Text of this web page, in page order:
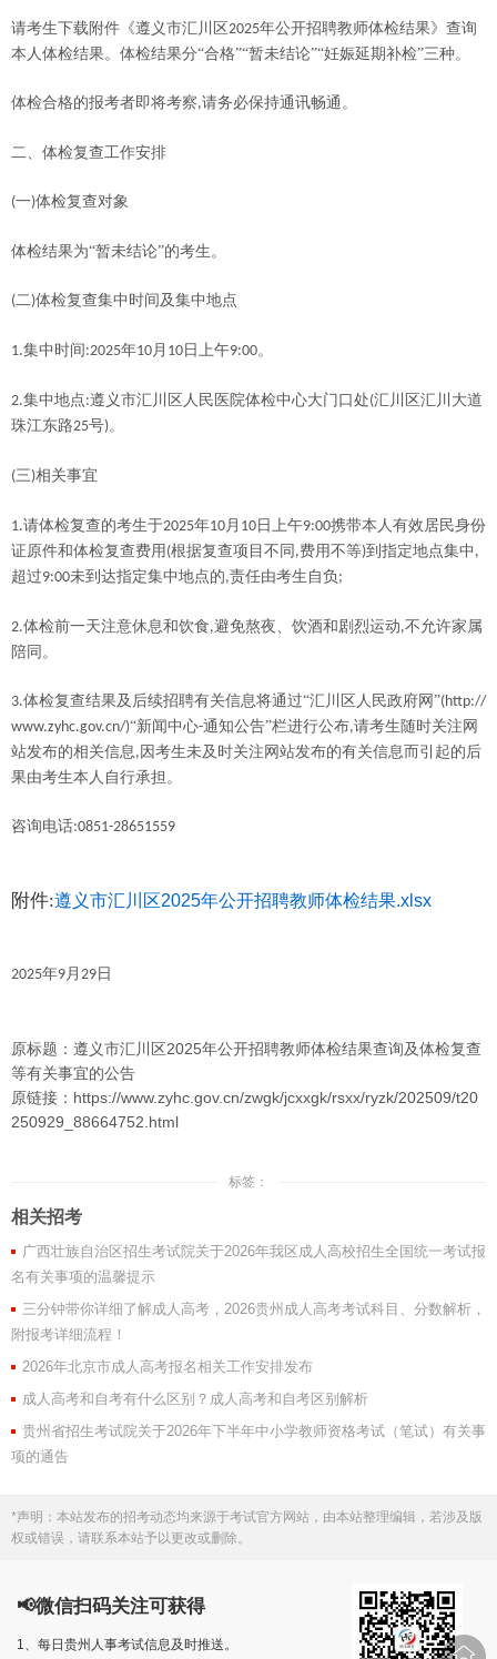
请考生下载附件《遵义市汇川区2025年公开招聘教师体检结果》查询
本人体检结果。体检结果分“合格”“暂未结论”“妊娠延期补检”三种。
体检合格的报考者即将考察,请务必保持通讯畅通。
二、体检复查工作安排
(一)体检复查对象
体检结果为“暂未结论”的考生。
(二)体检复查集中时间及集中地点
1.集中时间 :2025年10月 10 日上午9:00。
2.集中地点:遵义市汇川区人民医院体检中心大门口处(汇川区汇川大道
珠江东路25号)。
(三)相关事宜
1.请体检复查的考生于2025年10月 10 日上午9:00携带本人有效居民身份
证原件和体检复查费用 (根据复查项目不同 ,费用不等)到指定地点集中 ,
超过9:00未到达指定集中地点的,责任由考生自负 ;
2.体检前一天注意休息和饮食,避免熬夜、饮酒和剧烈运动,不允许家属
陪同。
3.体检复查结果及后续招聘有关信息将通过“汇川区人民政府网”(http://
www.zyhc.gov.cn/)“新闻中心-通知公告”栏进行公布,请考生随时关注网
站发布的相关信息, 因考生未及时关注网站发布的有关信息而引起的后
果由考生本人自行承担。
咨询电话:0851-28651559
附件:遵义市汇川区2025年公开招聘教师体检结果.xlsx
2025年9月 29 日
原标题：遵义市汇川区2025年公开招聘教师体检结果查询及体检复查
等有关事宜的公告
原链接：https://www.zyhc.gov.cn/zwgk/jcxxgk/rsxx/ryzk/202509/t20
250929_88664752.html
标签：
相关招考
广西壮族自治区招生考试院关于2026年我区成人高校招生全国统一考试报
名有关事项的温馨提示
三分钟带你详细了解成人高考，2026贵州成人高考考试科目、分数解析，
附报考详细流程！
2026年北京市成人高考报名相关工作安排发布
成人高考和自考有什么区别？成人高考和自考区别解析
贵州省招生考试院关于2026年下半年中小学教师资格考试（笔试）有关事
项的通告
*声明：本站发布的招考动态均来源于考试官方网站，由本站整理编辑，若涉及版
权或错误，请联系本站予以更改或删除。
📢微信扫码关注可获得
1、每日贵州人事考试信息及时推送。